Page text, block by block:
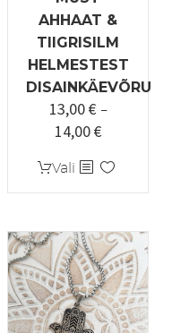
AHHAAT &
TIIGRISILM
HELMESTEST
DISAINKÄEVÕRU
13,00€ –
14,00€
kuni
14,00 €
Vali Sellel
tootel
mitu
varianti.
Valikuid
saab
teha